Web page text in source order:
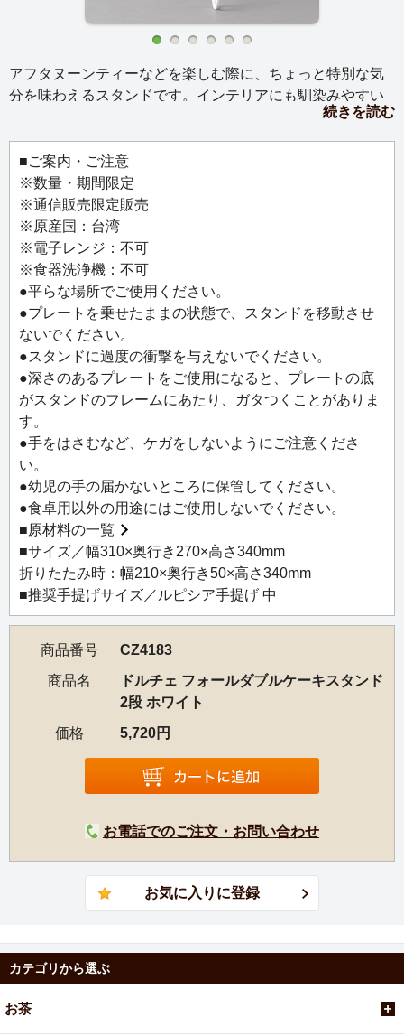
アフタヌーンティーなどを楽しむ際に、ちょっと特別な気
分を味わえるスタンドです。インテリアにも馴染みやすい
デザインで、折りたたむことができるので収納場所にも困
ることなく、使いたい時にすぐ出せるのも魅力。お手持ち
のプレートによって雰囲気を変えて楽しめます。プレート
の裏面を傷つけないよう、接地部にはシリコンがついてい
ます。
※プレートは付いておりませんので、ご用意ください。対
応プレートサイズ：直径180～240mm
続きを読む
■ご案内・ご注意
※数量・期間限定
※通信販売限定販売
※原産国：台湾
※電子レンジ：不可
※食器洗浄機：不可
●平らな場所でご使用ください。
●プレートを乗せたままの状態で、スタンドを移動させ
ないでください。
●スタンドに過度の衝撃を与えないでください。
●深さのあるプレートをご使用になると、プレートの底
がスタンドのフレームにあたり、ガタつくことがありま
す。
●手をはさむなど、ケガをしないようにご注意くださ
い。
●幼児の手の届かないところに保管してください。
●食卓用以外の用途にはご使用しないでください。
■原材料の一覧
■サイズ／幅310×奥行き270×高さ340mm
折りたたみ時：幅210×奥行き50×高さ340mm
■推奨手提げサイズ／ルピシア手提げ 中
商品番号
CZ4183
商品名
ドルチェ フォールダブルケーキスタンド
2段 ホワイト
価格
5,720円
お電話でのご注文・お問い合わせ
カテゴリから選ぶ
お茶